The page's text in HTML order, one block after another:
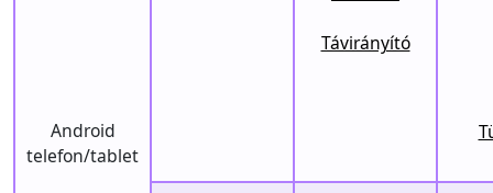
Android
telefon/tablet
Távirányító